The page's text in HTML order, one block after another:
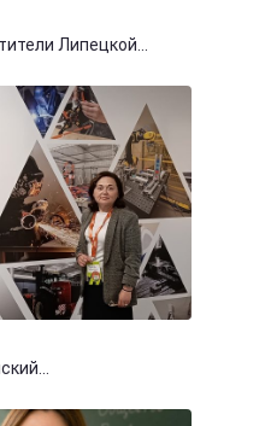
Липецкой...